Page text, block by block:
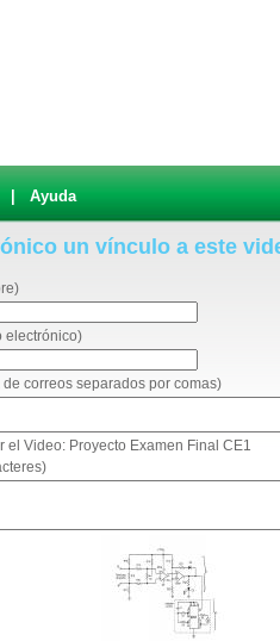
Ayuda
un vínculo a este
electrónico)
correos separados por comas)
el Video: Proyecto Examen Final CE1